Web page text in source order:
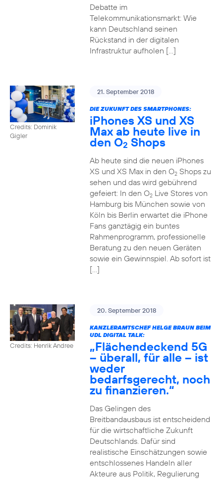
Debatte im
Telekommunikationsmarkt: Wie
kann Deutschland seinen
Rückstand in der digitalen
Infrastruktur aufholen […]
Credits: Dominik
Gigler
21. September 2018
DIE ZUKUNFT DES SMARTPHONES:
iPhones XS und XS
Max ab heute live in
den O2 Shops
Ab heute sind die neuen iPhones
XS und XS Max in den O2Shops zu
sehen und das wird gebührend
gefeiert: In den O2Live Stores von
Hamburg bis München sowie von
Köln bis Berlin erwartet die iPhone
Fans ganztägig ein buntes
Rahmenprogramm, professionelle
Beratung zu den neuen Geräten
sowie ein Gewinnspiel. Ab sofort ist
[…]
Credits: Henrik Andree
20. September 2018
KANZLERAMTSCHEF HELGE BRAUN BEIM
UDL DIGITAL TALK:
„Flächendeckend 5G
– überall, für alle – ist
weder
bedarfsgerecht, noch
zu finanzieren.“
Das Gelingen des
Breitbandausbaus ist entscheidend
für die wirtschaftliche Zukunft
Deutschlands. Dafür sind
realistische Einschätzungen sowie
entschlossenes Handeln aller
Akteure aus Politik, Regulierung